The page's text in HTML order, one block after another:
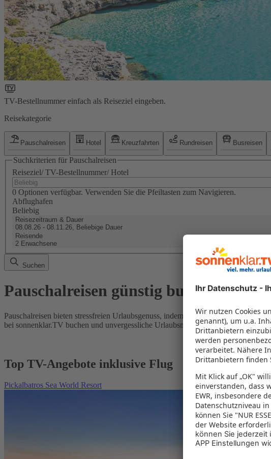
TV-Bestellnummer einfach als Reiseziel eingeben.
Reisekategorie
Pauschalreisen Hotel Kreuzfahrten Rundreisen Busreisen
Suchkriterien für Pauschalreisen
Reiseziel/ TV-Bestellnummer/ Hotel
0 Optionen verfügbar. Verwenden Sie die Pfeiltasten zum Navigieren.
Abflughafen
Beliebig
Reisezeitraum & Dauer
08.08.26 - 08.11.26, Beliebige Dauer
Reisende
2 Erwachsene
Suchen
Pauschalreisen günstig buchen
Pauschalreisen bieten stressfreien Urlaubsgenuss, indem Flug und Hotel in
bei sonnenklar.TV buchen und unvergessliche Urlaubsmomente erleben!
Top TV-Angebote inklusive Flug
Pickalbatros Sea World Resort